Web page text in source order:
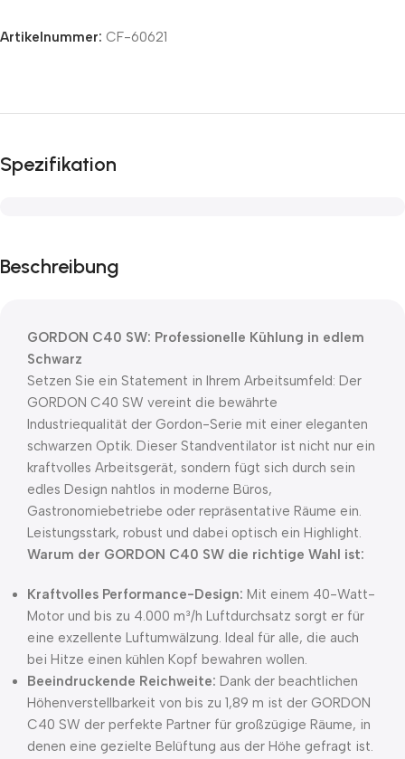
Artikelnummer: CF-60621
Spezifikation
Beschreibung
GORDON C40 SW: Professionelle Kühlung in edlem
Schwarz
Setzen Sie ein Statement in Ihrem Arbeitsumfeld: Der
GORDON C40 SW vereint die bewährte
Industriequalität der Gordon-Serie mit einer eleganten
schwarzen Optik. Dieser Standventilator ist nicht nur ein
kraftvolles Arbeitsgerät, sondern fügt sich durch sein
edles Design nahtlos in moderne Büros,
Gastronomiebetriebe oder repräsentative Räume ein.
Leistungsstark, robust und dabei optisch ein Highlight.
Warum der GORDON C40 SW die richtige Wahl ist:
Kraftvolles Performance-Design: Mit einem 40-Watt-
Motor und bis zu 4.000 m³/h Luftdurchsatz sorgt er für
eine exzellente Luftumwälzung. Ideal für alle, die auch
bei Hitze einen kühlen Kopf bewahren wollen.
Beeindruckende Reichweite: Dank der beachtlichen
Höhenverstellbarkeit von bis zu 1,89 m ist der GORDON
C40 SW der perfekte Partner für großzügige Räume, in
denen eine gezielte Belüftung aus der Höhe gefragt ist.